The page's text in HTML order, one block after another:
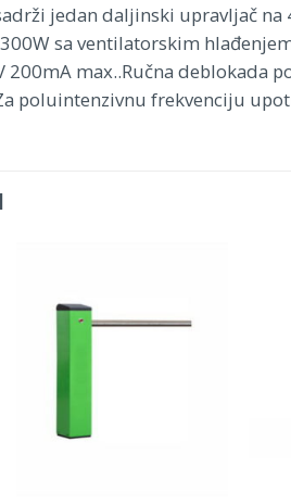
jedan daljinski upravljač
sa ventilatorskim
max..Ručna deblokada
poluintenzivnu frekvenciju